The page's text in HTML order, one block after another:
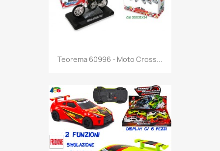
Anteprima
Teorema 60996 - Moto Cross...